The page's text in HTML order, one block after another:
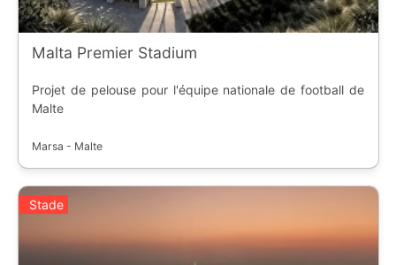
Malta Premier Stadium
Projet de pelouse pour l'équipe nationale de football de
Malte
Marsa - Malte
Stade